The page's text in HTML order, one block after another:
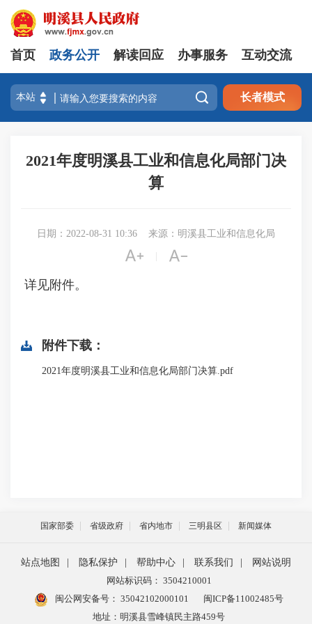
首页 政务公开 解读回应 办事服务 互动交流
 长者模式
2021年度明溪县工业和信息化局部门决
算
日期：2022-08-31 10:36 来源：明溪县工业和信息化局
 
详见附件。
附件下载：
2021年度明溪县工业和信息化局部门决算.pdf
国家部委 省级政府 省内地市 三明县区 新闻媒体
站点地图 隐私保护 帮助中心 联系我们
网站说明
网站标识码： 3504210001
闽公网安备号： 35042102000101
闽ICP备11002485号
地址：明溪县雪峰镇民主路459号